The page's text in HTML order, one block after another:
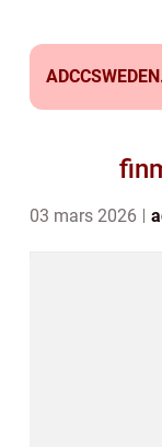
03 mars 2026